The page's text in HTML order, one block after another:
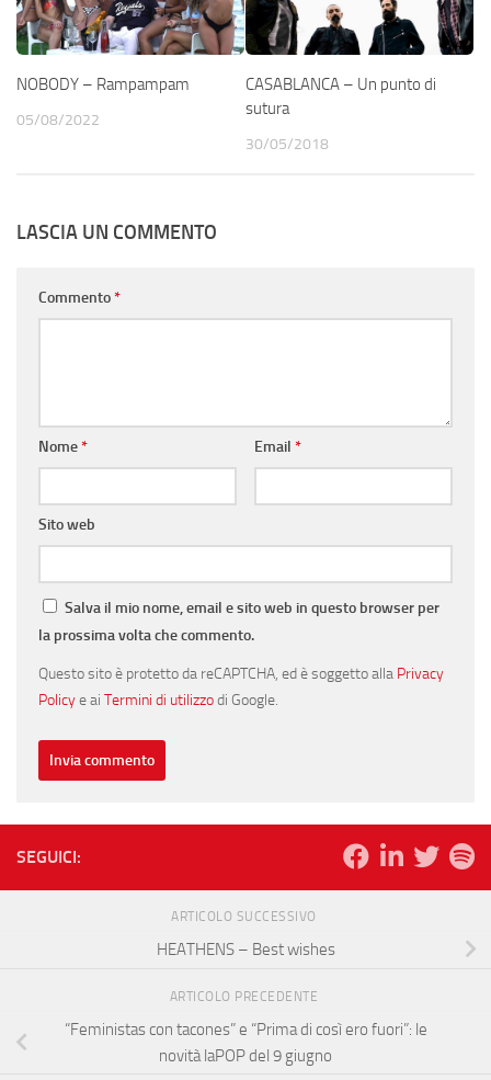
NOBODY – Rampampam
05/08/2022
CASABLANCA – Un punto di
sutura
30/05/2018
LASCIA UN COMMENTO
Commento*
Nome* Email *
Sito web
Salva il mio nome, email e sito web in questo browser per
la prossima volta che commento.
Questo sito è protetto da reCAPTCHA, ed è soggetto alla Privacy
Policye ai Termini di utilizzodi Google.
SEGUICI:
ARTICOLO SUCCESSIVO
HEATHENS – Best wishes
ARTICOLO PRECEDENTE
“Feministas con tacones” e “Prima di così ero fuori”: le
novità laPOP del 9 giugno